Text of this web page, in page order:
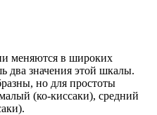
меняются в широких
два значения этой шкалы.
но для простоты
(ко-киссаки), средний